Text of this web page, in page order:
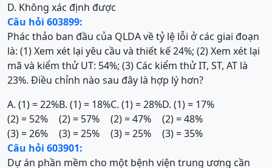
D. Không xác định được
Câu hỏi 603899:
Phác thảo ban đầu của QLDA về tỷ lệ lỗi ở các giai đoạn
là: (1) Xem xét lại yêu cầu và thiết kế 24%; (2) Xem xét lại
mã và kiểm thử UT: 54%; (3) Các kiểm thử IT, ST, AT là
23%. Điều chỉnh nào sau đây là hợp lý hơn?
A. (1) = 22%
(2) = 52%
(3) = 26%
B. (1) = 18%
(2) = 57%
(3) = 25%
C. (1) = 28%
(2) = 47%
(3) = 25%
D. (1) = 17%
(2) = 48%
(3) = 35%
Câu hỏi 603901:
Dự án phần mềm cho một bệnh viện trung ương cần